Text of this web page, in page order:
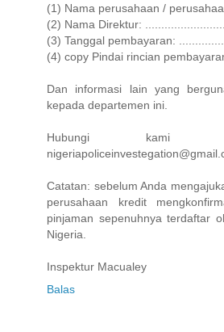
(1) Nama perusahaan /
(2) Nama Direktur:
(3) Tanggal pembayaran:
(4) copy Pindai rincian
Dan informasi lain yang
kepada departemen ini.
Hubungi kami
Catatan: sebelum Anda
perusahaan kredit
pinjaman sepenuhnya terdaftar
Nigeria.
Inspektur Macualey
Balas